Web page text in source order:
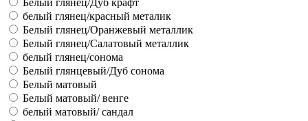
белый глянец/красный металик
Белый глянец/Оранжевый металлик
Белый глянец/Салатовый металлик
белый глянец/сонома
Белый глянцевый/Дуб сонома
Белый матовый
Белый матовый/ венге
белый матовый/ сандал